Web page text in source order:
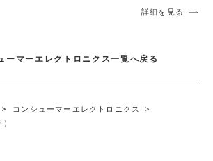
詳細を見る
ーマーエレクトロニクス一覧へ戻る
> コンシューマーエレクトロニクス
>